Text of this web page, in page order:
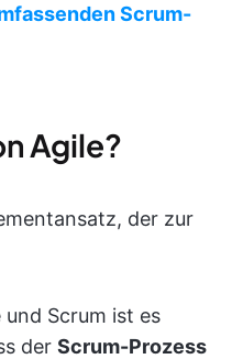
Scrum-
Agile?
der zur
und Scrum ist es
der Scrum-Prozess